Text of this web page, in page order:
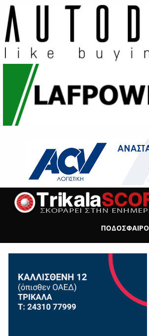
ΠΟΔΌΣΦΑΙΡΟ